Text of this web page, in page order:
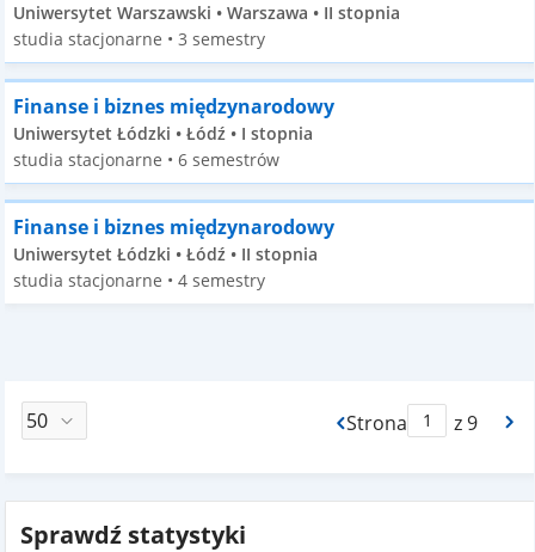
Uniwersytet Warszawski • Warszawa • II stopnia
studia stacjonarne • 3 semestry
Finanse i biznes międzynarodowy
Uniwersytet Łódzki • Łódź • I stopnia
studia stacjonarne • 6 semestrów
Finanse i biznes międzynarodowy
Uniwersytet Łódzki • Łódź • II stopnia
studia stacjonarne • 4 semestry
Strona
Max Stronaz 9
Sprawdź statystyki